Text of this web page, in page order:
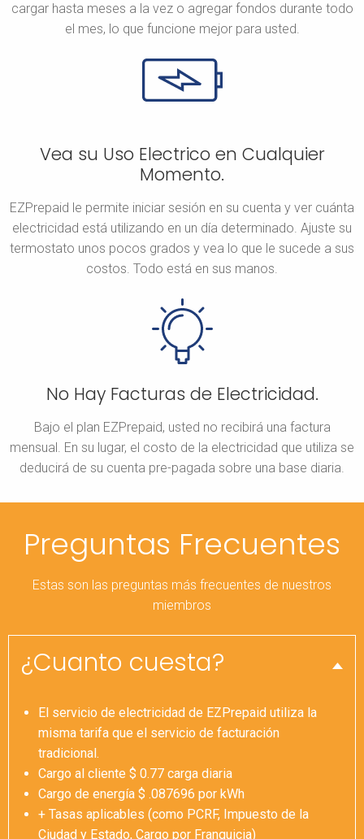
cargar hasta meses a la vez o agregar fondos durante todo
el mes, lo que funcione mejor para usted.
Vea su Uso Electrico en Cualquier
Momento.
EZPrepaid le permite iniciar sesión en su cuenta y ver cuánta
electricidad está utilizando en un día determinado. Ajuste su
termostato unos pocos grados y vea lo que le sucede a sus
costos. Todo está en sus manos.
No Hay Facturas de Electricidad.
Bajo el plan EZPrepaid, usted no recibirá una factura
mensual. En su lugar, el costo de la electricidad que utiliza se
deducirá de su cuenta pre-pagada sobre una base diaria.
Preguntas Frecuentes
Estas son las preguntas más frecuentes de nuestros
miembros
¿Cuanto cuesta?
El servicio de electricidad de EZPrepaid utiliza la
misma tarifa que el servicio de facturación
tradicional.
Cargo al cliente $ 0.77 carga diaria
Cargo de energía $ .087696 por kWh
+ Tasas aplicables (como PCRF, Impuesto de la
Ciudad y Estado, Cargo por Franquicia)